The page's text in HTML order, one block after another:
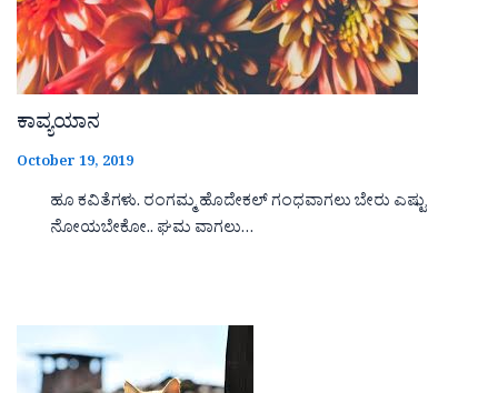
ಕಾವ್ಯಯಾನ
October 19, 2019
ಹೂ ಕವಿತೆಗಳು. ರಂಗಮ್ಮ ಹೊದೇಕಲ್ ಗಂಧವಾಗಲು ಬೇರು ಎಷ್ಟು
ನೋಯಬೇಕೋ.. ಘಮ ವಾಗಲು…